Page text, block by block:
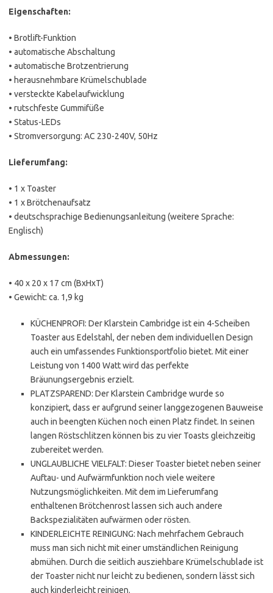
Eigenschaften:
• Brotlift-Funktion
• automatische Abschaltung
• automatische Brotzentrierung
• herausnehmbare Krümelschublade
• versteckte Kabelaufwicklung
• rutschfeste Gummifüße
• Status-LEDs
• Stromversorgung: AC 230-240V, 50Hz
Lieferumfang:
• 1 x Toaster
• 1 x Brötchenaufsatz
• deutschsprachige Bedienungsanleitung (weitere Sprache:
Englisch)
Abmessungen:
• 40 x 20 x 17 cm (BxHxT)
• Gewicht: ca. 1,9 kg
KÜCHENPROFI: Der Klarstein Cambridge ist ein 4-Scheiben
Toaster aus Edelstahl, der neben dem individuellen Design
auch ein umfassendes Funktionsportfolio bietet. Mit einer
Leistung von 1400 Watt wird das perfekte
Bräunungsergebnis erzielt.
PLATZSPAREND: Der Klarstein Cambridge wurde so
konzipiert, dass er aufgrund seiner langgezogenen Bauweise
auch in beengten Küchen noch einen Platz findet. In seinen
langen Röstschlitzen können bis zu vier Toasts gleichzeitig
zubereitet werden.
UNGLAUBLICHE VIELFALT: Dieser Toaster bietet neben seiner
Auftau- und Aufwärmfunktion noch viele weitere
Nutzungsmöglichkeiten. Mit dem im Lieferumfang
enthaltenen Brötchenrost lassen sich auch andere
Backspezialitäten aufwärmen oder rösten.
KINDERLEICHTE REINIGUNG: Nach mehrfachem Gebrauch
muss man sich nicht mit einer umständlichen Reinigung
abmühen. Durch die seitlich ausziehbare Krümelschublade ist
der Toaster nicht nur leicht zu bedienen, sondern lässt sich
auch kinderleicht reinigen.